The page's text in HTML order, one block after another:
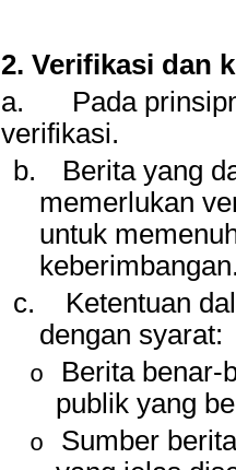
2. Verifikasi dan
a.
Pada
verifikasi.
b.
Berita yang
memerlukan
untuk
c.
Ketentuan
dengan syarat:
o
Berita benar-
publik yang
o
Sumber